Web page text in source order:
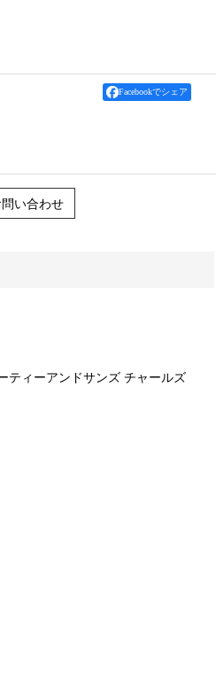
Facebookでシェア
問い合わせ
ティーアンドサンズ チャールズ